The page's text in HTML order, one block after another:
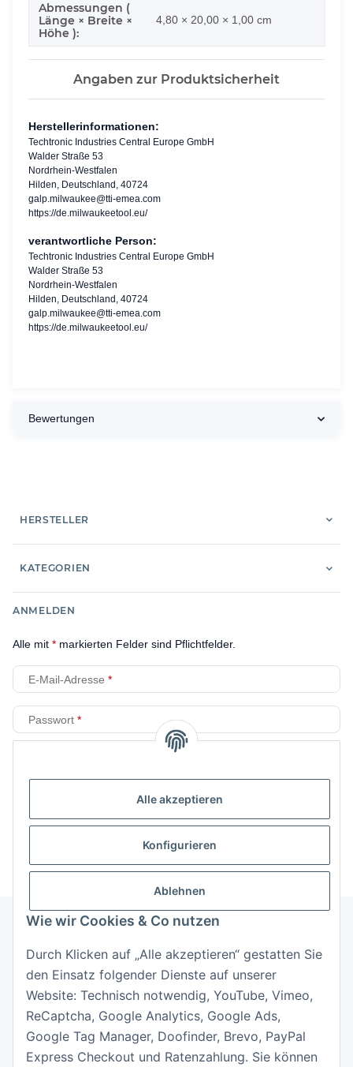
Alle akzeptieren
Konfigurieren
Ablehnen
Wie wir Cookies & Co nutzen
Durch Klicken auf „Alle akzeptieren“ gestatten Sie
den Einsatz folgender Dienste auf unserer
Website: Technisch notwendig, YouTube, Vimeo,
ReCaptcha, Google Analytics, Google Ads,
Google Tag Manager, Doofinder, Brevo, PayPal
Express Checkout und Ratenzahlung. Sie können
Abmessungen (
Länge × Breite ×
Höhe ):
4,80 × 20,00 × 1,00 cm
Angaben zur Produktsicherheit
Herstellerinformationen:
Techtronic Industries Central Europe GmbH
Walder Straße 53
Nordrhein-Westfalen
Hilden, Deutschland, 40724
galp.milwaukee@tti-emea.com
https://de.milwaukeetool.eu/
verantwortliche Person:
Techtronic Industries Central Europe GmbH
Walder Straße 53
Nordrhein-Westfalen
Hilden, Deutschland, 40724
galp.milwaukee@tti-emea.com
https://de.milwaukeetool.eu/
Bewertungen
HERSTELLER
KATEGORIEN
ANMELDEN
Alle mit * markierten Felder sind Pflichtfelder.
E-Mail-Adresse
Passwort
Neu hier? Jetzt registrieren!
Informationen
Gesetzliche Informationen